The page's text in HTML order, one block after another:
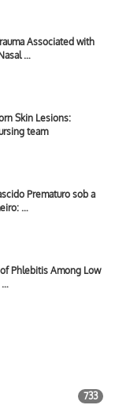
Associated with
…
Skin Lesions:
team
Prematuro sob a
…
Phlebitis Among Low
…
733